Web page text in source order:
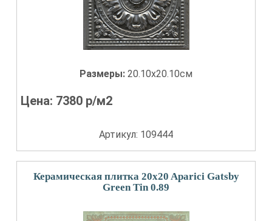
Размеры: 20.10x20.10см
Цена: 7380 р/м2
Артикул: 109444
Керамическая плитка 20x20 Aparici Gatsby
Green Tin 0.89